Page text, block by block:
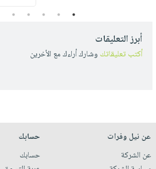
1
2
3
4
5
أبرز التعليقات
أكتب تعليقاتك وشارك أراءك مع الأخرين
عن نيل وفرات
عن الشركة
حسابك
حسابك